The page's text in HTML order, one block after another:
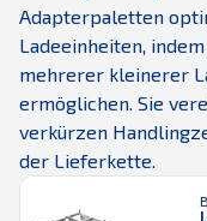
Adapterpaletten
Ladeeinheiten,
mehrerer kleinerer
ermöglichen. Sie
verkürzen
der Lieferkette.